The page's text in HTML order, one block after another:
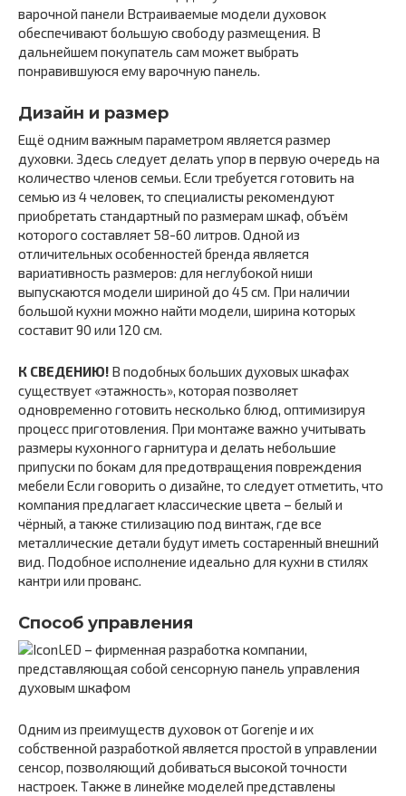
варочной панели Встраиваемые модели духовок
обеспечивают большую свободу размещения. В
дальнейшем покупатель сам может выбрать
понравившуюся ему варочную панель.
Дизайн и размер
Ещё одним важным параметром является размер
духовки. Здесь следует делать упор в первую очередь на
количество членов семьи. Если требуется готовить на
семью из 4 человек, то специалисты рекомендуют
приобретать стандартный по размерам шкаф, объём
которого составляет 58-60 литров. Одной из
отличительных особенностей бренда является
вариативность размеров: для неглубокой ниши
выпускаются модели шириной до 45 см. При наличии
большой кухни можно найти модели, ширина которых
составит 90 или 120 см.
К СВЕДЕНИЮ! В подобных больших духовых шкафах
существует «этажность», которая позволяет
одновременно готовить несколько блюд, оптимизируя
процесс приготовления. При монтаже важно учитывать
размеры кухонного гарнитура и делать небольшие
припуски по бокам для предотвращения повреждения
мебели Если говорить о дизайне, то следует отметить, что
компания предлагает классические цвета – белый и
чёрный, а также стилизацию под винтаж, где все
металлические детали будут иметь состаренный внешний
вид. Подобное исполнение идеально для кухни в стилях
кантри или прованс.
Способ управления
Одним из преимуществ духовок от Gorenje и их
собственной разработкой является простой в управлении
сенсор, позволяющий добиваться высокой точности
настроек. Также в линейке моделей представлены